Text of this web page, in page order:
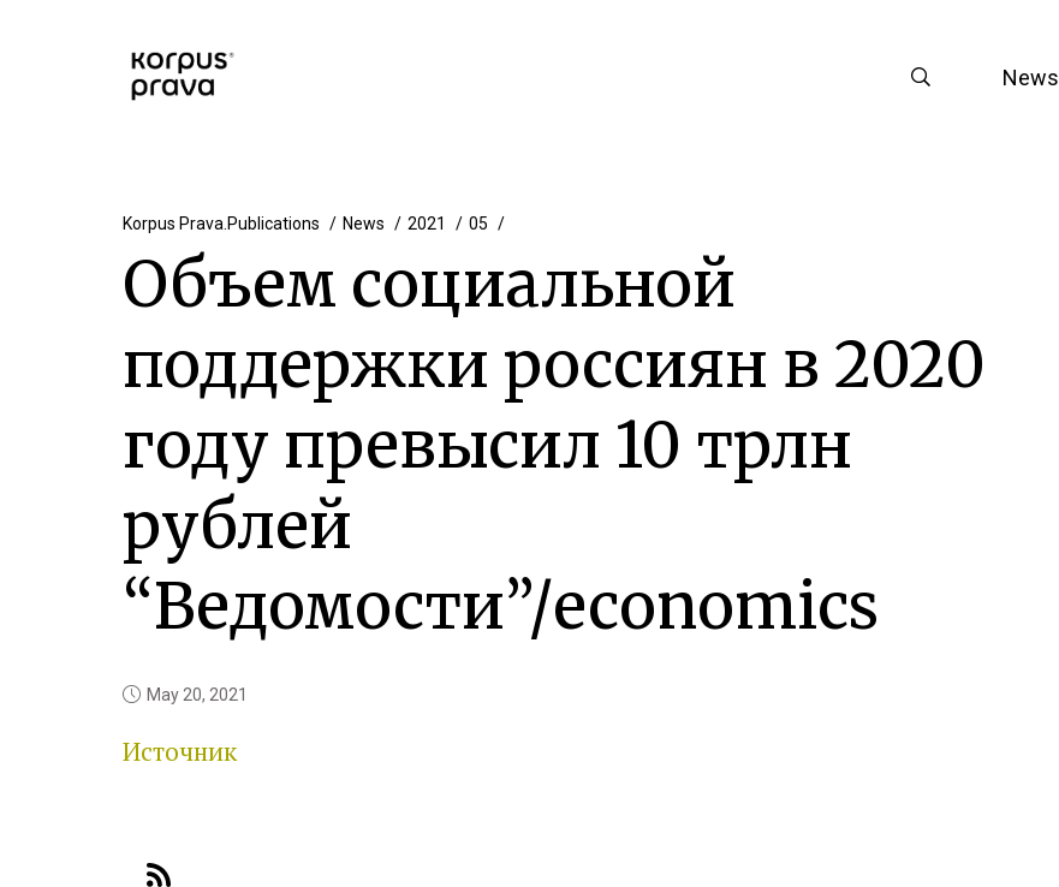
News
Korpus Prava.Publications News 2021 05
Объем социальной
поддержки россиян в 2020
году превысил 10 трлн
рублей
“Ведомости”/economics
May 20, 2021
Источник